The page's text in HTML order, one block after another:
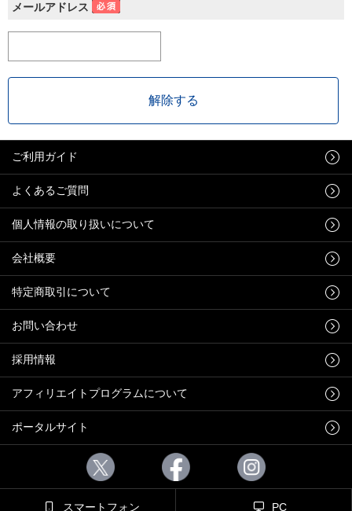
メールアドレス
ご利用ガイド
よくあるご質問
個人情報の取り扱いについて
会社概要
特定商取引について
お問い合わせ
採用情報
アフィリエイトプログラムについて
ポータルサイト
スマートフォン PC